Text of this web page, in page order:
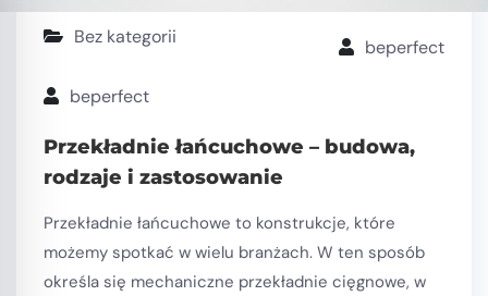
Bez kategorii beperfect
beperfect
Przekładnie łańcuchowe – budowa,
rodzaje i zastosowanie
Przekładnie łańcuchowe to konstrukcje, które
możemy spotkać w wielu branżach. W ten sposób
określa się mechaniczne przekładnie cięgnowe, w